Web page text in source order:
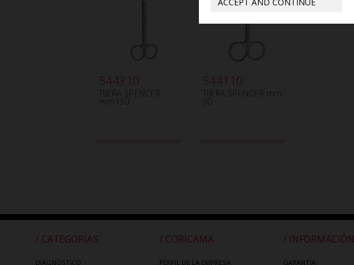
544310
TIJERA SPENCER
mm130
544110
TIJERA SPENCER mm
90
/ CATEGORÍAS
DIAGNÓSTICO
/ CORICAMA
PERFIL DE LA EMPRESA
/ INFORMACIÓN
GARANTÍA